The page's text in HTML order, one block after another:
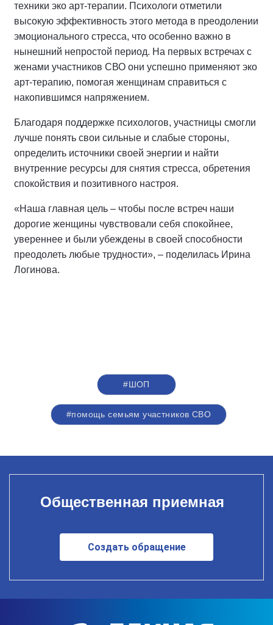
техники эко арт-терапии. Психологи отметили
высокую эффективность этого метода в преодолении
эмоционального стресса, что особенно важно в
нынешний непростой период. На первых встречах с
женами участников СВО они успешно применяют эко
арт-терапию, помогая женщинам справиться с
накопившимся напряжением.
Благодаря поддержке психологов, участницы смогли
лучше понять свои сильные и слабые стороны,
определить источники своей энергии и найти
внутренние ресурсы для снятия стресса, обретения
спокойствия и позитивного настроя.
«Наша главная цель – чтобы после встреч наши
дорогие женщины чувствовали себя спокойнее,
увереннее и были убеждены в своей способности
преодолеть любые трудности», – поделилась Ирина
Логинова.
#ШОП
#помощь семьям участников СВО
Общественная приемная
Создать обращение